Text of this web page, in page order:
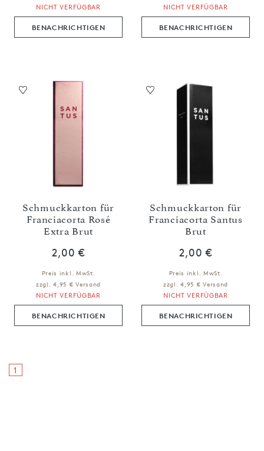
NICHT VERFÜGBAR
BENACHRICHTIGEN
NICHT VERFÜGBAR
BENACHRICHTIGEN
Schmuckkarton für
Franciacorta Rosé
Extra Brut
2,00 €
Preis inkl. MwSt.
zzgl. 4,95 € Versand
NICHT VERFÜGBAR
BENACHRICHTIGEN
Schmuckkarton für
Franciacorta Santus
Brut
2,00 €
Preis inkl. MwSt.
zzgl. 4,95 € Versand
NICHT VERFÜGBAR
BENACHRICHTIGEN
1